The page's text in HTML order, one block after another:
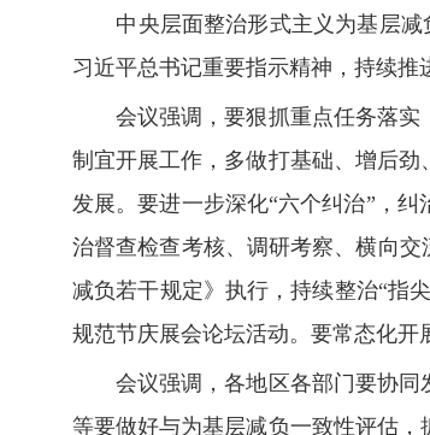
中央层面整治形式主义为基层减
习近平总书记重要指示精神，持续推
会议强调，要狠抓重点任务落实，
制宜开展工作，多做打基础、增后
发展。要进一步深化“六个纠治”，
治督查检查考核、调研考察、横向
减负若干规定》执行，持续整治“指
规范节庆展会论坛活动。要常态化开
会议强调，各地区各部门要协同发
等要做好与为基层减负一致性评估